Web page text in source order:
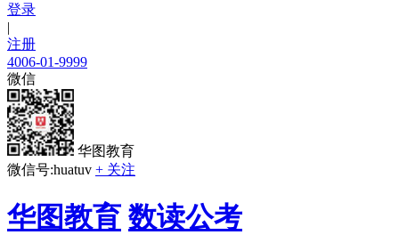
登录
|
注册
4006-01-9999
微信
华图教育
微信号:huatuv + 关注
华图教育 数读公考